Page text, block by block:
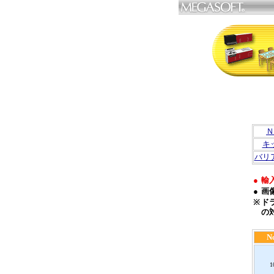
キ
バリ
● 輸
● 画
※ ド
の